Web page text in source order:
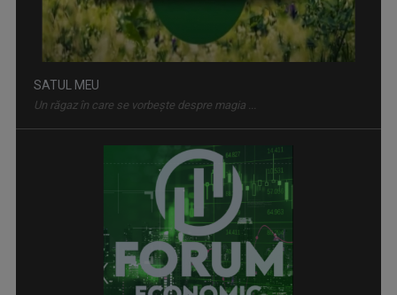
SATUL MEU
Un răgaz în care se vorbeşte despre magia ...
FORUM ECONOMIC